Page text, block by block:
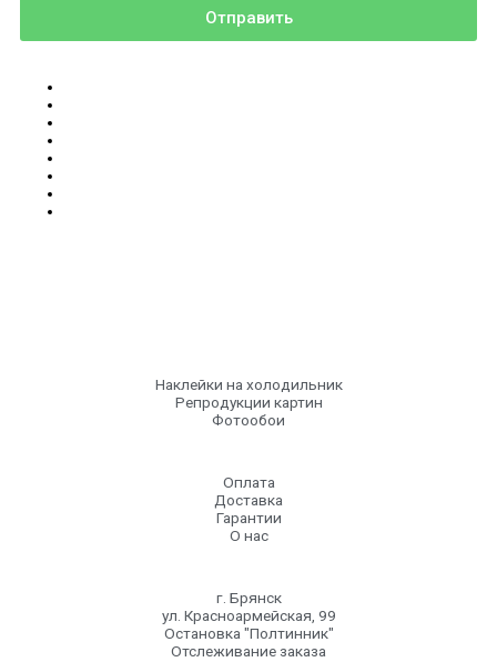
Отправить
Наклейки на холодильник
Репродукции картин
Фотообои
Оплата
Доставка
Гарантии
О нас
г. Брянск
ул. Красноармейская, 99
Остановка "Полтинник"
Отслеживание заказа